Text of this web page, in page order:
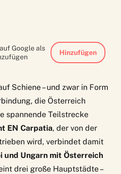
Google als
Hinzufügen
Schiene – und zwar in Form
die Österreich
spannende Teilstrecke
EN Carpatia, der von der
wird, verbindet damit
und Ungarn mit Österreich
drei große Hauptstädte –